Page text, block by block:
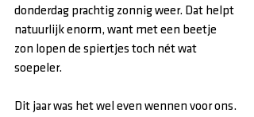
donderdag prachtig zonnig weer. Dat helpt
natuurlijk enorm, want met een beetje
zon lopen de spiertjes toch nét wat
soepeler.
Dit jaar was het wel even wennen voor ons.